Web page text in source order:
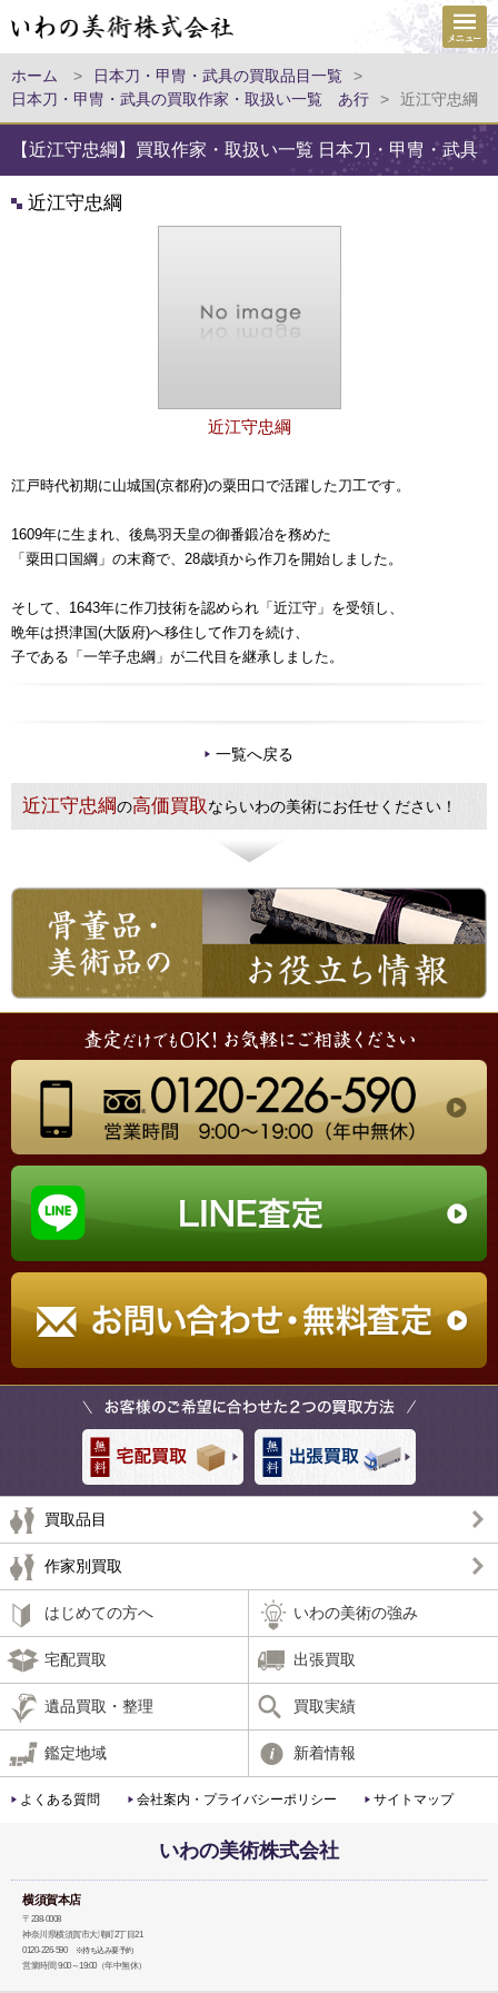
ホーム > 日本刀・甲冑・武具の買取品目一覧
>
日本刀・甲冑・武具の買取作家・取扱い一覧 あ行
> 近江守忠綱
【近江守忠綱】買取作家・取扱い一覧 日本刀・甲冑・武具
近江守忠綱
近江守忠綱
江戸時代初期に山城国(京都府)の粟田口で活躍した刀工です。
1609年に生まれ、後鳥羽天皇の御番鍛冶を務めた
「粟田口国綱」の末裔で、28歳頃から作刀を開始しました。
そして、1643年に作刀技術を認められ「近江守」を受領し、
晩年は摂津国(大阪府)へ移住して作刀を続け、
子である「一竿子忠綱」が二代目を継承しました。
一覧へ戻る
近江守忠綱の高価買取ならいわの美術にお任せください！
買取品目
作家別買取
はじめての方へ いわの美術の強み
宅配買取 出張買取
遺品買取・整理 買取実績
鑑定地域 新着情報
よくある質問 会社案内・プライバシーポリシー サイトマップ
いわの美術株式会社
横須賀本店
〒238-0008
神奈川県横須賀市大滝町2丁目21
0120-226-590
※持ち込み要予約
営業時間 9:00～19:00（年中無休）